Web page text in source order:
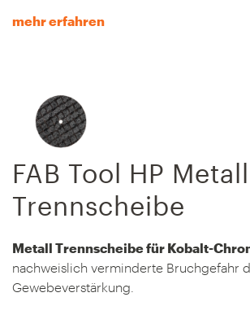
mehr erfahren
FAB Tool HP Metall
Trennscheibe
Metall Trennscheibe für Kobalt-
nachweislich verminderte Bruchgefahr
Gewebeverstärkung.